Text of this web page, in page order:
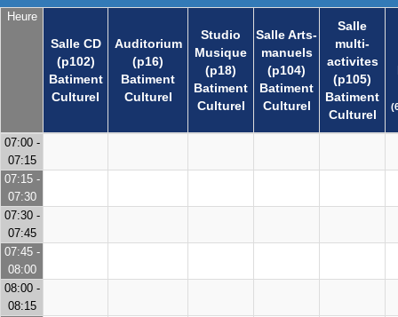
Heure
Salle CD
(p102)
Batiment
Culturel
Auditorium
(p16)
Batiment
Culturel
Studio
Musique
(p18)
Batiment
Culturel
Salle Arts-
manuels
(p104)
Batiment
Culturel
Salle
multi-
activites
(p105)
Batiment
Culturel
07:00 -
07:15
07:15 -
07:30
07:30 -
07:45
07:45 -
08:00
08:00 -
08:15